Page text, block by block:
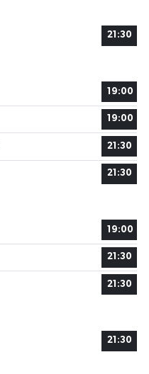
21:30
19:00
19:00
21:30
21:30
19:00
21:30
21:30
21:30